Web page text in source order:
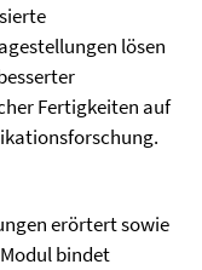
lösen
Fertigkeiten auf
erörtert sowie
bindet